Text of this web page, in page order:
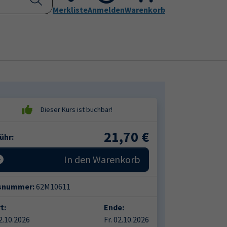
Submenu for "Programm"Submenu for "Kontakt"
Aktuelles Leichte Sprache
MerklisteAnmeldenWarenkorb
21,70 €
In den Warenkorb
62M10611
Ende:
Fr. 02.10.2026